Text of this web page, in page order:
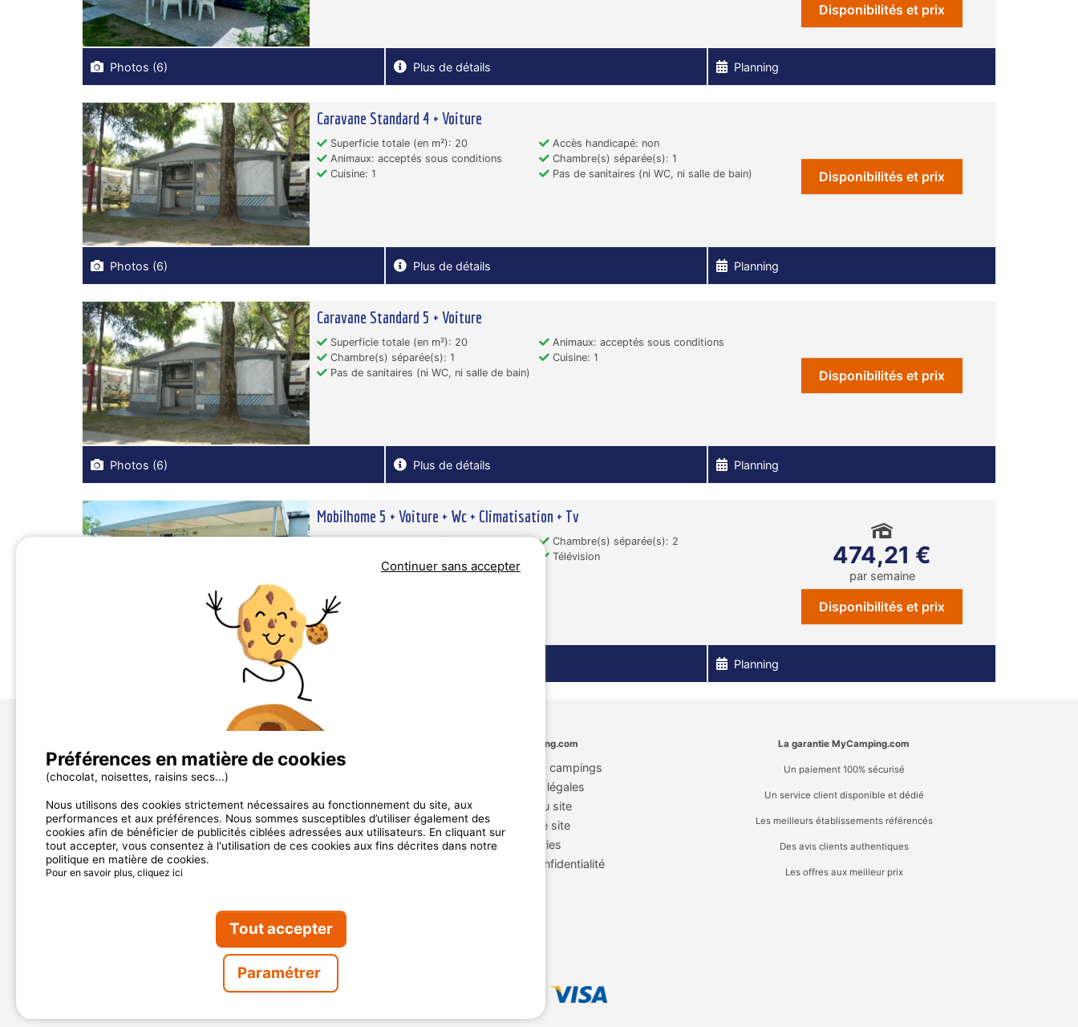
Disponibilités et prix
Photos (6) Plus de détails Planning
Caravane Standard 4 + Voiture
Superficie totale (en m²): 20
Accès handicapé: non
Animaux: acceptés sous conditions
Chambre(s) séparée(s): 1
Cuisine: 1
Pas de sanitaires (ni WC, ni salle de bain) Disponibilités et prix
Photos (6) Plus de détails Planning
Caravane Standard 5 + Voiture
Superficie totale (en m²): 20
Animaux: acceptés sous conditions
Chambre(s) séparée(s): 1
Cuisine: 1
Pas de sanitaires (ni WC, ni salle de bain)
Disponibilités et prix
Photos (6) Plus de détails Planning
Mobilhome 5 + Voiture + Wc + Climatisation + Tv
Chambre(s) séparée(s): 2
Télévision
Animaux non acceptés
474,21 €
par semaine
Disponibilités et prix
Planning
Plus d'infos
contact@mycamping.com
MyCamping.com
Annuaire des campings
Mentions légales
CGU du site
Plan de site
Cookies
Charte de confidentialité
La garantie MyCamping.com
Un paiement 100% sécurisé
Un service client disponible et dédié
Les meilleurs établissements référencés
Des avis clients authentiques
Les offres aux meilleur prix
Continuer sans accepter
Préférences en matière de cookies
(chocolat, noisettes, raisins secs...)
Nous utilisons des cookies strictement nécessaires au fonctionnement du site, aux
performances et aux préférences. Nous sommes susceptibles d’utiliser également des
cookies afin de bénéficier de publicités ciblées adressées aux utilisateurs. En cliquant sur
tout accepter, vous consentez à l'utilisation de ces cookies aux fins décrites dans notre
politique en matière de cookies.
Pour en savoir plus, cliquez ici
Tout accepter
Paramétrer